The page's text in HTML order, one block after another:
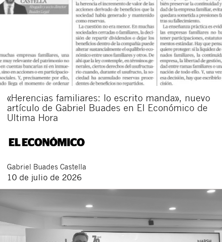
«Herencias familiares: lo escrito manda», nuevo
artículo de Gabriel Buades en El Económico de
Ultima Hora
Gabriel Buades Castella
10 de julio de 2026